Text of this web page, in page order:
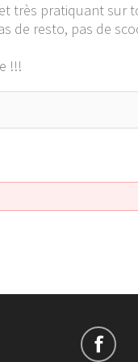
très pratiquant sur
de resto, pas de
!!!